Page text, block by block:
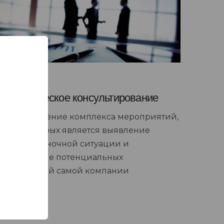
Стратегическое консультирование
Предоставление комплекса мероприятий,
целью которых является выявление
текущей рыночной ситуации и
определение потенциальных
потребностей самой компании